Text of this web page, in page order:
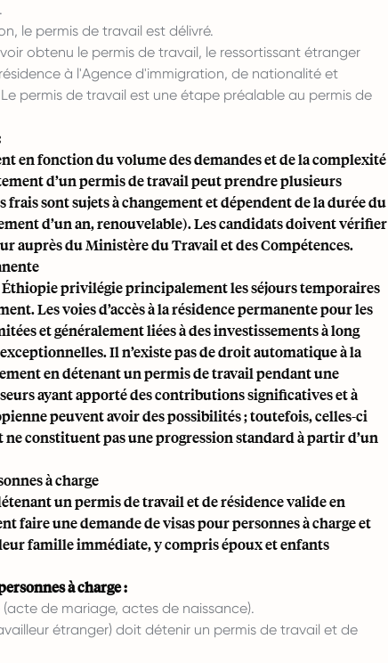
le permis de travail est délivré.
obtenu le permis de travail, le ressortissant étranger
à l'Agence d'immigration, de nationalité et
permis de travail est une étape préalable au permis de
en fonction du volume des demandes et de la complexité
d’un permis de travail peut prendre plusieurs
frais sont sujets à changement et dépendent de la durée du
d’un an, renouvelable). Les candidats doivent vérifier
auprès du Ministère du Travail et des Compétences.
privilégie principalement les séjours temporaires
Les voies d’accès à la résidence permanente pour les
et généralement liées à des investissements à long
Il n’existe pas de droit automatique à la
en détenant un permis de travail pendant une
ayant apporté des contributions significatives et à
peuvent avoir des possibilités ; toutefois, celles-ci
ne constituent pas une progression standard à partir d’un
à charge
un permis de travail et de résidence valide en
faire une demande de visas pour personnes à charge et
famille immédiate, y compris époux et enfants
à charge :
de mariage, actes de naissance).
étranger) doit détenir un permis de travail et de